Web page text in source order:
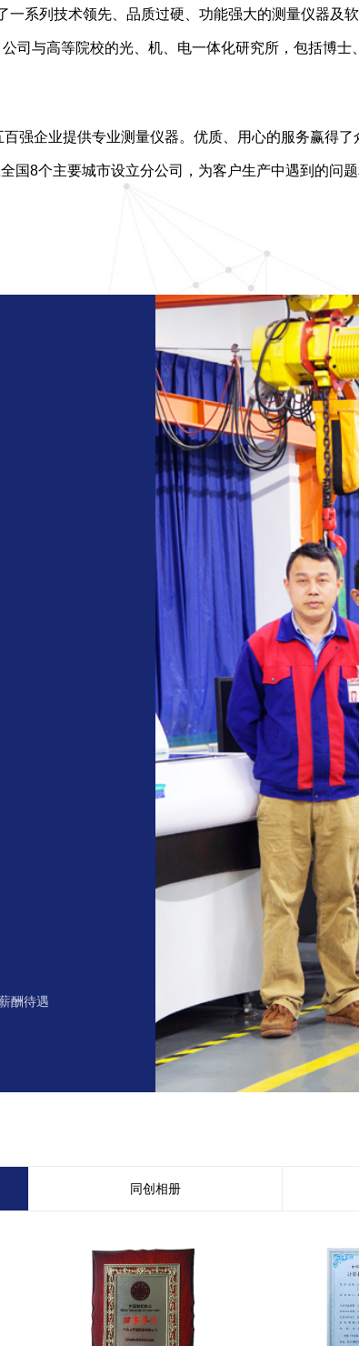
系列技术领先、品质过硬、功能强大的测量仪器及
司与高等院校的光、机、电一体化研究所，包括博
强企业提供专业测量仪器。优质、用心的服务赢得
国8个主要城市设立分公司，为客户生产中遇到的问
酬待遇
同创相册